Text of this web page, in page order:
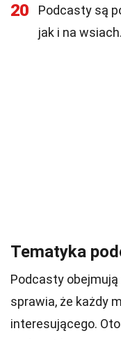
20
Podcasty są
jak i na wsiach.
Tematyka
Podcasty
sprawia, że każdy
interesującego.